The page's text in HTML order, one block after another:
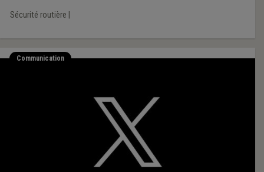
Sécurité routière
Communication